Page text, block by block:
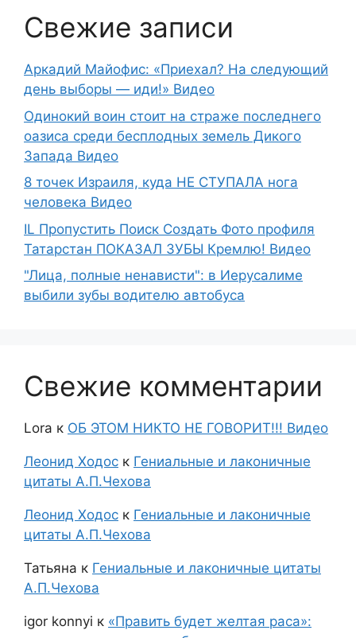
Свежие записи
Аркадий Майофис: «Приехал? На следующий
день выборы — иди!» Видео
Одинокий воин стоит на страже последнего
оазиса среди бесплодных земель Дикого
Запада Видео
8 точек Израиля, куда НЕ СТУПАЛА нога
человека Видео
IL Пропустить Поиск Создать Фото профиля
Татарстан ПОКАЗАЛ ЗУБЫ Кремлю! Видео
"Лица, полные ненависти": в Иерусалиме
выбили зубы водителю автобуса
Свежие комментарии
Lora к ОБ ЭТОМ НИКТО НЕ ГОВОРИТ!!! Видео
Леонид Ходос к Гениальные и лаконичные
цитаты А.П.Чехова
Леонид Ходос к Гениальные и лаконичные
цитаты А.П.Чехова
Татьяна к Гениальные и лаконичные цитаты
А.П.Чехова
igor konnyi к «Править будет желтая раса»: